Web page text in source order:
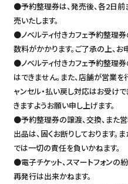
●予約整理券は、発売後、各2日前
売いたします。
●ノベルティ付きカフェ予約整理
数料がかかります。ご了承の上、
●ノベルティ付きカフェ予約整理
はできません。また、店舗が営業
ャンセル・払い戻し対応はお受け
きますようお願い申し上げます。
●予約整理券の譲渡、交換、また
出品は、固くお断りしております。
では一切の責任を負いかねます。
●電子チケット、スマートフォンの
再発行は出来かねます。